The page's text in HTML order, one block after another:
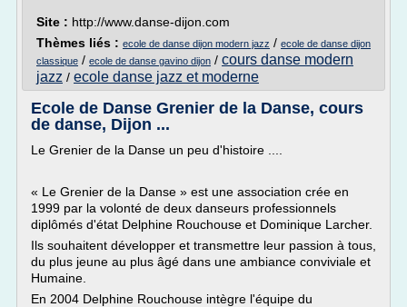
Site : http://www.danse-dijon.com
Thèmes liés : ecole de danse dijon modern jazz / ecole de danse dijon
classique / ecole de danse gavino dijon / cours danse modern
jazz / ecole danse jazz et moderne
Ecole de Danse Grenier de la Danse, cours
de danse, Dijon ...
Le Grenier de la Danse un peu d'histoire ....
« Le Grenier de la Danse » est une association crée en
1999 par la volonté de deux danseurs professionnels
diplômés d'état Delphine Rouchouse et Dominique Larcher.
Ils souhaitent développer et transmettre leur passion à tous,
du plus jeune au plus âgé dans une ambiance conviviale et
Humaine.
En 2004 Delphine Rouchouse intègre l'équipe du